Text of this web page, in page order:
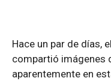
Hace un par de días,
compartió imágenes
aparentemente en